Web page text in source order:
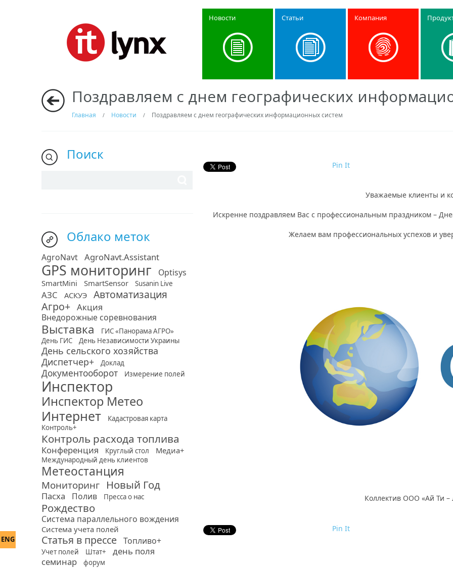
Новости Статьи Компания
ENG
Поздравляем с днем географических
Главная / Новости / Поздравляем с днем географических информационных систем
Поиск
Облако меток
AgroNavt AgroNavt.Assistant
GPS мониторинг Optisys
SmartMini SmartSensor Susanin Live
АЗС АСКУЭ
Автоматизация
Агро+ Акция
Внедорожные соревнования
Выставка
ГИС «Панорама АГРО»
День ГИС
День Независимости Украины
День сельского хозяйства
Диспетчер+
Доклад
Документооборот Измерение полей
Инспектор
Инспектор Метео
Интернет
Кадастровая карта
Контроль+
Контроль расхода топлива
Конференция Круглый стол Медиа+
Международный день клиентов
Метеостанция
Мониторинг Новый Год
Пасха Полив Пресса о нас
Рождество
Система параллельного вождения
Система учета полей
Статья в прессе Топливо+
Учет полей Штат+
день поля
семинар
форум
Pin It
Уважаемые клиенты и
Искренне поздравляем Вас с профессиональным праздником –
Желаем вам профессиональных успехов и
Коллектив ООО «Ай Ти –
Pin It